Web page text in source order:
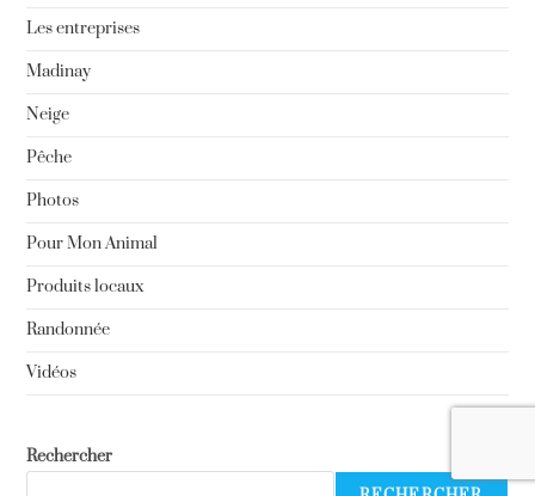
Les entreprises
Madinay
Neige
Pêche
Photos
Pour Mon Animal
Produits locaux
Randonnée
Vidéos
Rechercher